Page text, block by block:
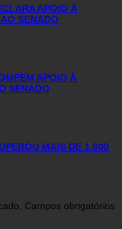
APOIO À
SENADO
APOIO À
SENADO
MAIS DE 1.600
Campos obrigatórios